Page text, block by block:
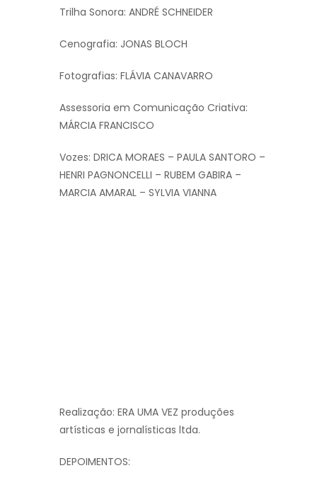
Trilha Sonora: ANDRÉ SCHNEIDER
Cenografia: JONAS BLOCH
Fotografias: FLÁVIA CANAVARRO
Assessoria em Comunicação Criativa:
MÁRCIA FRANCISCO
Vozes: DRICA MORAES – PAULA SANTORO –
HENRI PAGNONCELLI – RUBEM GABIRA –
MARCIA AMARAL – SYLVIA VIANNA
Realização: ERA UMA VEZ produções
artísticas e jornalísticas ltda.
DEPOIMENTOS: